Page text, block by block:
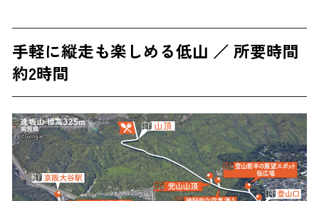
手軽に縦走も楽しめる低山 ／ 所要時間
約2時間